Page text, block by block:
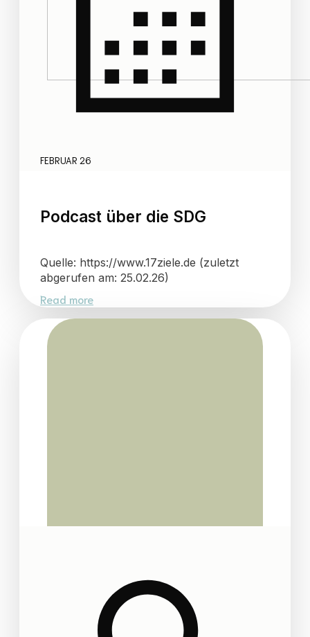
FEBRUAR 26
Podcast über die SDG
Quelle: https://www.17ziele.de (zuletzt
abgerufen am: 25.02.26)
Read more